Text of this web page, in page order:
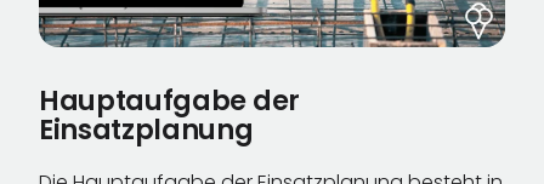
Hauptaufgabe der
Einsatzplanung